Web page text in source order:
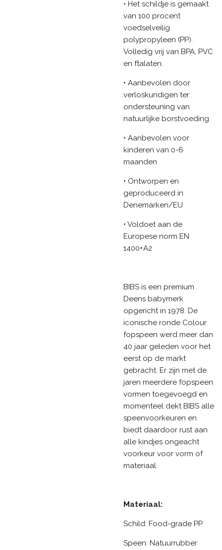
• Het schildje is gemaakt
van 100 procent
voedselveilig
polypropyleen (PP).
Volledig vrij van BPA, PVC
en ftalaten.
• Aanbevolen door
verloskundigen ter
ondersteuning van
natuurlijke borstvoeding
• Aanbevolen voor
kinderen van 0-6
maanden
• Ontworpen en
geproduceerd in
Denemarken/EU
• Voldoet aan de
Europese norm EN
1400+A2
BIBS is een premium
Deens babymerk
opgericht in 1978. De
iconische ronde Colour
fopspeen werd meer dan
40 jaar geleden voor het
eerst op de markt
gebracht. Er zijn met de
jaren meerdere fopspeen
vormen toegevoegd en
momenteel dekt BIBS alle
speenvoorkeuren en
biedt daardoor rust aan
alle kindjes ongeacht
voorkeur voor vorm of
materiaal.
Materiaal:
Schild: Food-grade PP
Speen: Natuurrubber